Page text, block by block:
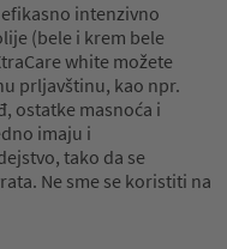
intenzivno
(bele i krem bele
white možete
prljavštinu, kao npr.
ostatke masnoća i
imaju i
tako da se
Ne sme se koristiti na